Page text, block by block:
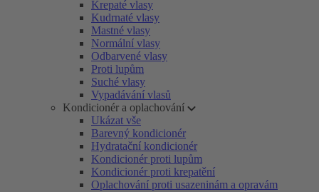
Krepaté vlasy
Kudrnaté vlasy
Mastné vlasy
Normální vlasy
Odbarvené vlasy
Proti lupům
Suché vlasy
Vypadávání vlasů
Kondicionér a oplachování
Ukázat vše
Barevný kondicionér
Hydratační kondicionér
Kondicionér proti lupům
Kondicionér proti krepatění
Oplachování proti usazeninám a opravám